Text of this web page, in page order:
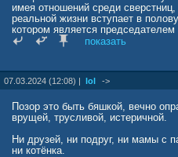
имея отношений среди
реальной жизни вступает в
котором является
Так же в жизни бяши была
деньги говорила всем, что
принялась рожать детей
Да ещё хороший момент - бяша
Александра Лунева (хозяина
показать
07.03.2024 (12:08) | lol ->
Позор это быть бяшкой, вечно
врущей, трусливой, истеричной.
Ни друзей, ни подруг, ни мамы с
ни котёнка.